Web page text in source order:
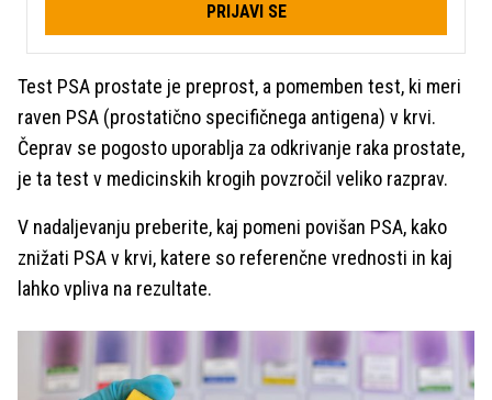
PRIJAVI SE
Test PSA prostate je preprost, a pomemben test, ki meri
raven PSA (prostatično specifičnega antigena) v krvi.
Čeprav se pogosto uporablja za odkrivanje raka prostate,
je ta test v medicinskih krogih povzročil veliko razprav.
V nadaljevanju preberite, kaj pomeni povišan PSA, kako
znižati PSA v krvi, katere so referenčne vrednosti in kaj
lahko vpliva na rezultate.